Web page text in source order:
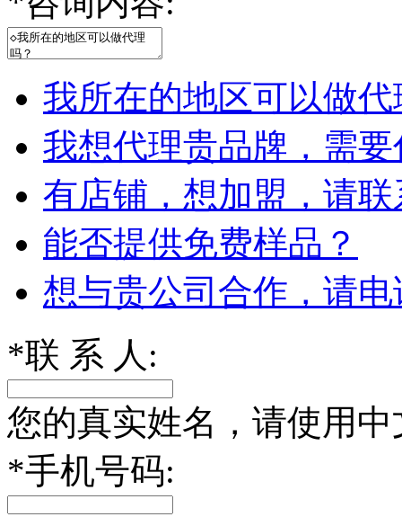
我所在的地区可以做
我想代理贵品牌，需
有店铺，想加盟，请
能否提供免费样品？
想与贵公司合作，请
*联 系 人:
您的真实姓名，请使用中
*手机号码: